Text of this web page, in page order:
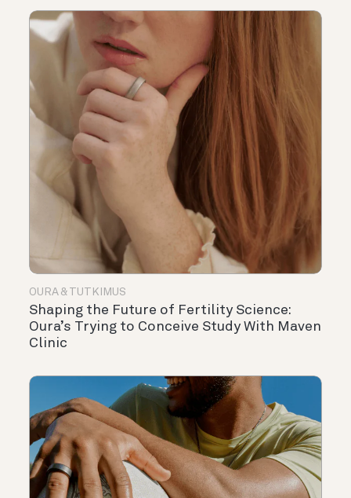
OURA & TUTKIMUS
Shaping the Future of Fertility Science:
Oura’s Trying to Conceive Study With Maven
Clinic